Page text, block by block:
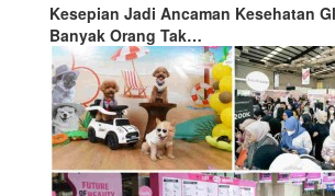
Kesepian Jadi Ancaman Kesehatan
Banyak Orang Tak…